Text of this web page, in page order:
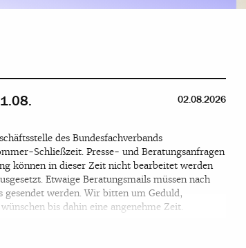
02.08.2026
des Bundesfachverbands
Schließzeit. Presse- und Beratungsanfragen
können in dieser Zeit nicht bearbeitet werden
Etwaige Beratungsmails müssen nach
werden. Wir bitten um Geduld,
bis dahin eine angenehme Zeit.